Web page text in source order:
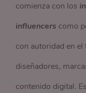
comienza con los
influencers como
con autoridad en el
diseñadores,
contenido digital.